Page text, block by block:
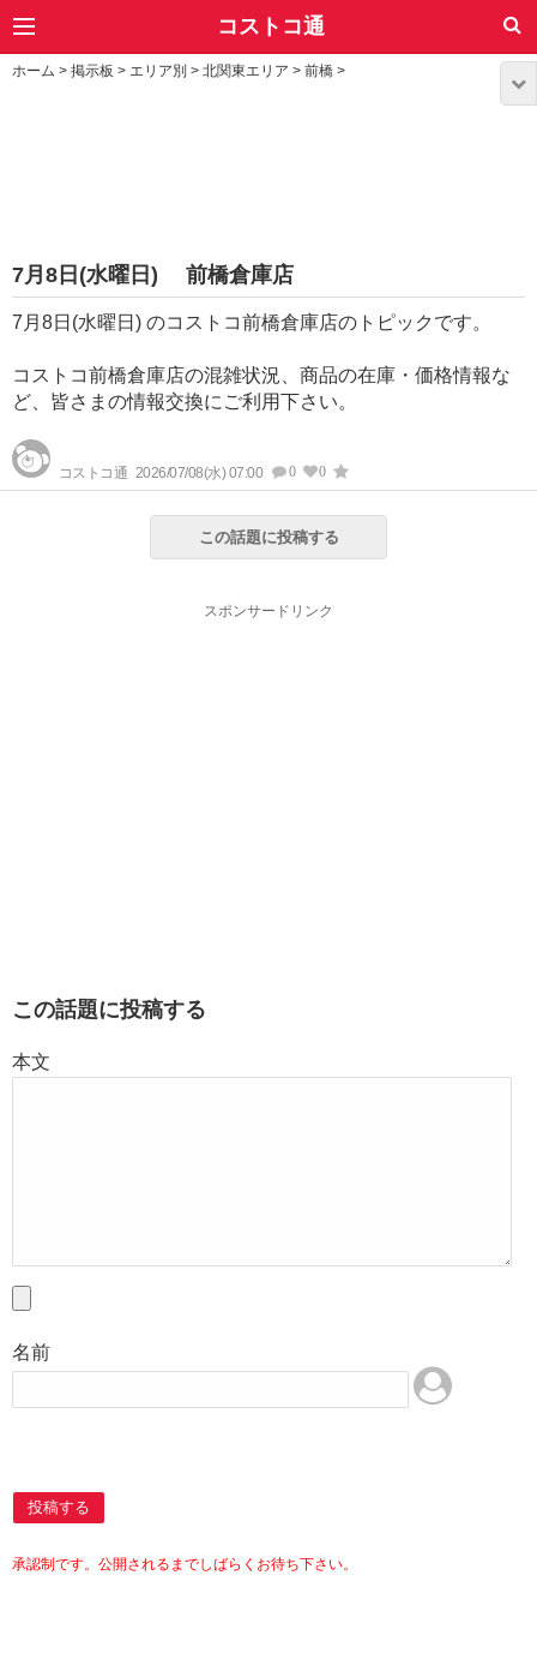
コストコ通
ホーム > 掲示板 > エリア別 > 北関東エリア > 前橋 >
7月8日(水曜日) 前橋倉庫店
7月8日(水曜日) のコストコ前橋倉庫店のトピックです。
コストコ前橋倉庫店の混雑状況、商品の在庫・価格情報な
ど、皆さまの情報交換にご利用下さい。
コストコ通 2026/07/08(水) 07:00 0 0
この話題に投稿する
スポンサードリンク
この話題に投稿する
本文
名前
投稿する
承認制です。公開されるまでしばらくお待ち下さい。